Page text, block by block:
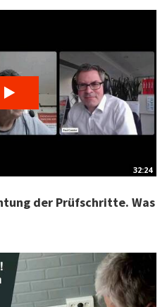
32:24
der Prüfschritte. Was